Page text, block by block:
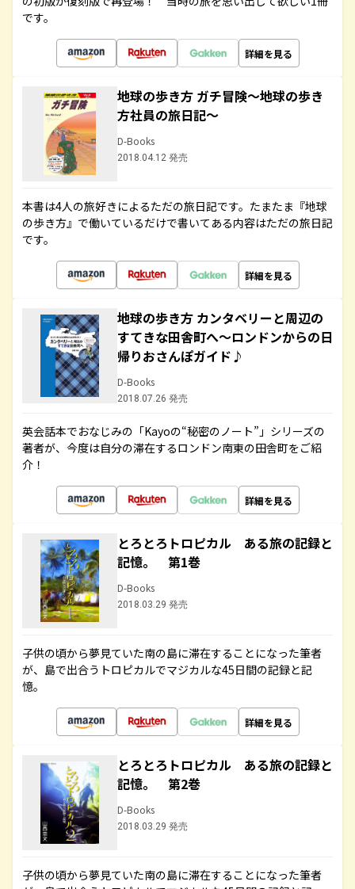
です。
詳細を見る
地球の歩き方 ガチ冒険～地球の歩き
方社員の旅日記～
D-Books
2018.04.12 発売
本書は4人の旅好きによるただの旅日記です。たまたま『地球
の歩き方』で働いているだけで書いてある内容はただの旅日記
です。
詳細を見る
地球の歩き方 カンタベリーと周辺の
すてきな田舎町へ～ロンドンからの日
帰りおさんぽガイド♪
D-Books
2018.07.26 発売
英会話本でおなじみの「Kayoの“秘密のノート”」シリーズの
著者が、今度は自分の滞在するロンドン南東の田舎町をご紹
介！
詳細を見る
とろとろトロピカル ある旅の記録と
記憶。 第1巻
D-Books
2018.03.29 発売
子供の頃から夢見ていた南の島に滞在することになった筆者
が、島で出合うトロピカルでマジカルな45日間の記録と記
憶。
詳細を見る
とろとろトロピカル ある旅の記録と
記憶。 第2巻
D-Books
2018.03.29 発売
子供の頃から夢見ていた南の島に滞在することになった筆者